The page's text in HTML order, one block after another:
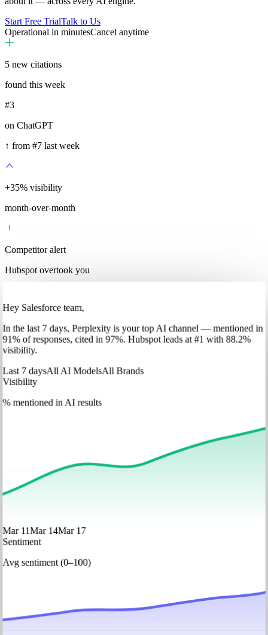
Start Free TrialTalk to Us
Operational in minutesCancel anytime
5 new citations
found this week
#3
on ChatGPT
↑ from #7 last week
+35% visibility
month-over-month
Competitor alert
Hubspot overtook you
Hey Salesforce team,
Inthe last 7 days, Perplexityis your top AI channel — mentioned in
91% of responses, cited in 97%. Hubspotleads at #1 with 88.2%
visibility.
Last 7 daysAll AI ModelsAll Brands
Visibility
% mentioned in AI results
Mar 11Mar 14Mar 17
Sentiment
Avg sentiment (0–100)